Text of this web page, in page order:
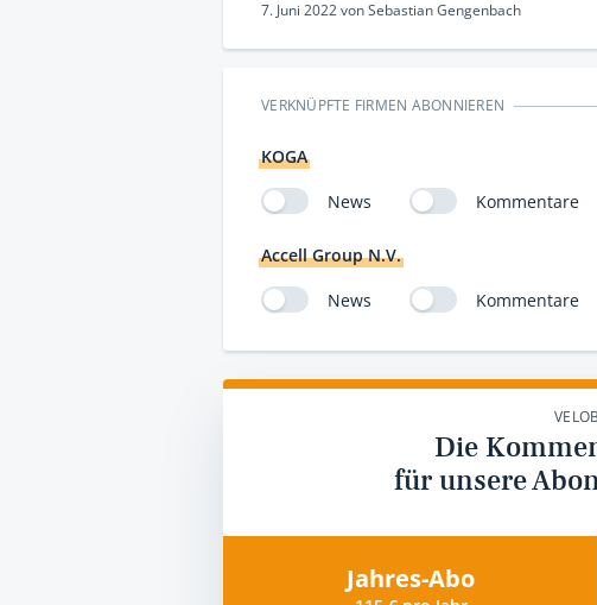
7. Juni 2022vonSebastian Gengenbach
VERKNÜPFTE FIRMEN ABONNIEREN
KOGA
News
Kommentare
Accell Group N.V.
News
Kommentare
Die
für unsere
Jahres-Abo